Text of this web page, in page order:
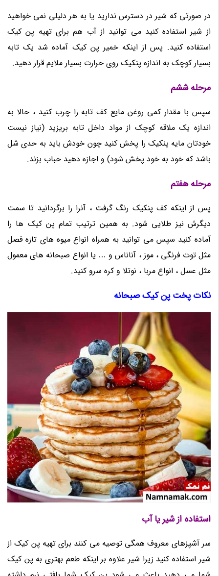
در صورتی که شیر در دسترس ندارید یا به هر دلیلی نمی خواهید
از شیر استفاده کنید می توانید از آب هم برای تهیه پن کیک
استفاده کنید. پس از اینکه خمیر پن کیک آماده شد یک تابه
بسیار کوچک به اندازه پنکیک روی حرارت بسیار ملایم قرار دهید.
مرحله ششم
سپس با مقدار کمی روغن مایع کف تابه را چرب کنید ، حالا به
اندازه یک ملاقه کوچک از مواد داخل تابه بریزید (نیاز نیست
خودتان مایه پنکیک را پخش کنید چون خودش باید به حدی شل
باشد که خود به خود پخش شود) و اجازه دهید حباب بزند.
مرحله هفتم
پس از اینکه کف پنکیک رنگ گرفت ، آنرا را برگردانید تا سمت
دیگرش نیز طلایی شود. به همین ترتیب تمام پن کیک ها را
آماده کنید سپس می توانید به همراه انواع میوه های تازه فصل
مثل توت فرنگی ، موز ، آناناس و … یا انواع صبحانه های معمول
مثل عسل ، انواع مربا ، نوتلا و کره سرو کنید.
نکات پخت پن کیک صبحانه
استفاده از شیر یا آب
سر آشپزهای معروف همگی توصیه می کنند برای تهیه پن کیک از
شیر استفاده کنید زیرا شیر علاوه بر اینکه طعم بهتری به پن کیک